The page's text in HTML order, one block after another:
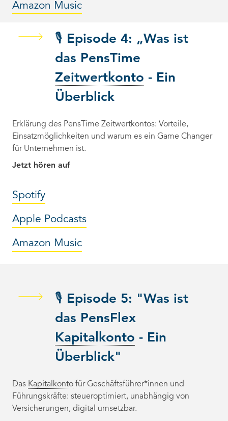
Amazon Music
🎙️ Episode 4: „Was ist
das PensTime
Zeitwertkonto - Ein
Überblick
Erklärung des PensTime Zeitwertkontos: Vorteile,
Einsatzmöglichkeiten und warum es ein Game Changer
für Unternehmen ist.
Jetzt hören auf
Spotify
Apple Podcasts
Amazon Music
🎙️ Episode 5: "Was ist
das PensFlex
Kapitalkonto - Ein
Überblick"
Das Kapitalkonto für Geschäftsführer*innen und
Führungskräfte: steueroptimiert, unabhängig von
Versicherungen, digital umsetzbar.